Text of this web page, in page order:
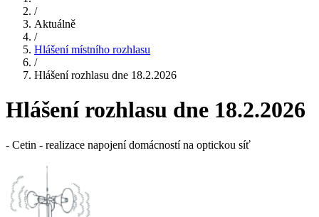
/
Aktuálně
/
Hlášení místního rozhlasu
/
Hlášení rozhlasu dne 18.2.2026
Hlášení rozhlasu dne 18.2.2026
- Cetin - realizace napojení domácností na optickou síť